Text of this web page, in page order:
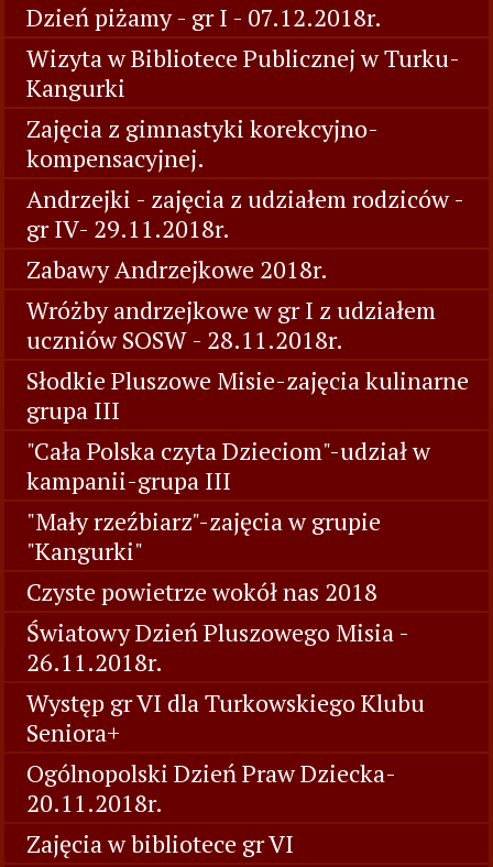
Dzień piżamy - gr I - 07.12.2018r.
Wizyta w Bibliotece Publicznej w Turku-
Kangurki
Zajęcia z gimnastyki korekcyjno-
kompensacyjnej.
Andrzejki - zajęcia z udziałem rodziców -
gr IV- 29.11.2018r.
Zabawy Andrzejkowe 2018r.
Wróżby andrzejkowe w gr I z udziałem
uczniów SOSW - 28.11.2018r.
Słodkie Pluszowe Misie-zajęcia kulinarne
grupa III
"Cała Polska czyta Dzieciom"-udział w
kampanii-grupa III
"Mały rzeźbiarz"-zajęcia w grupie
"Kangurki"
Czyste powietrze wokół nas 2018
Światowy Dzień Pluszowego Misia -
26.11.2018r.
Występ gr VI dla Turkowskiego Klubu
Seniora+
Ogólnopolski Dzień Praw Dziecka-
20.11.2018r.
Zajęcia w bibliotece gr VI